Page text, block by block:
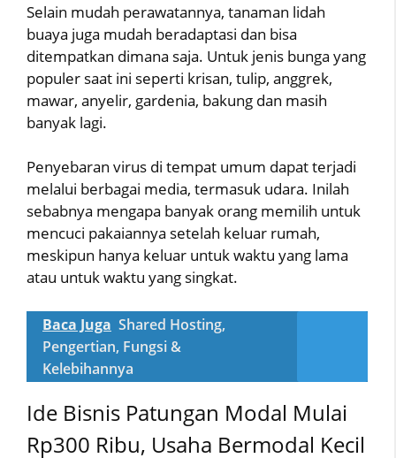
Selain mudah perawatannya, tanaman lidah
buaya juga mudah beradaptasi dan bisa
ditempatkan dimana saja. Untuk jenis bunga yang
populer saat ini seperti krisan, tulip, anggrek,
mawar, anyelir, gardenia, bakung dan masih
banyak lagi.
Penyebaran virus di tempat umum dapat terjadi
melalui berbagai media, termasuk udara. Inilah
sebabnya mengapa banyak orang memilih untuk
mencuci pakaiannya setelah keluar rumah,
meskipun hanya keluar untuk waktu yang lama
atau untuk waktu yang singkat.
Baca Juga Shared Hosting,
Pengertian, Fungsi &
Kelebihannya
Ide Bisnis Patungan Modal Mulai
Rp300 Ribu, Usaha Bermodal Kecil